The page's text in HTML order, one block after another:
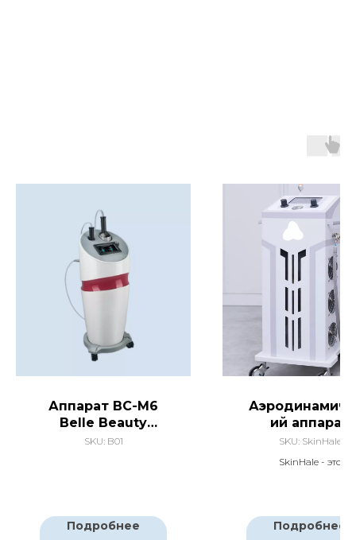
Аппарат BC-М6
Bellе Beauty
roller для
SKU: B01
Подробнее
ий аппарат
SkinHale
SKU: SkinHale
SkinHale - это
Аппарат имеет
Подробнее